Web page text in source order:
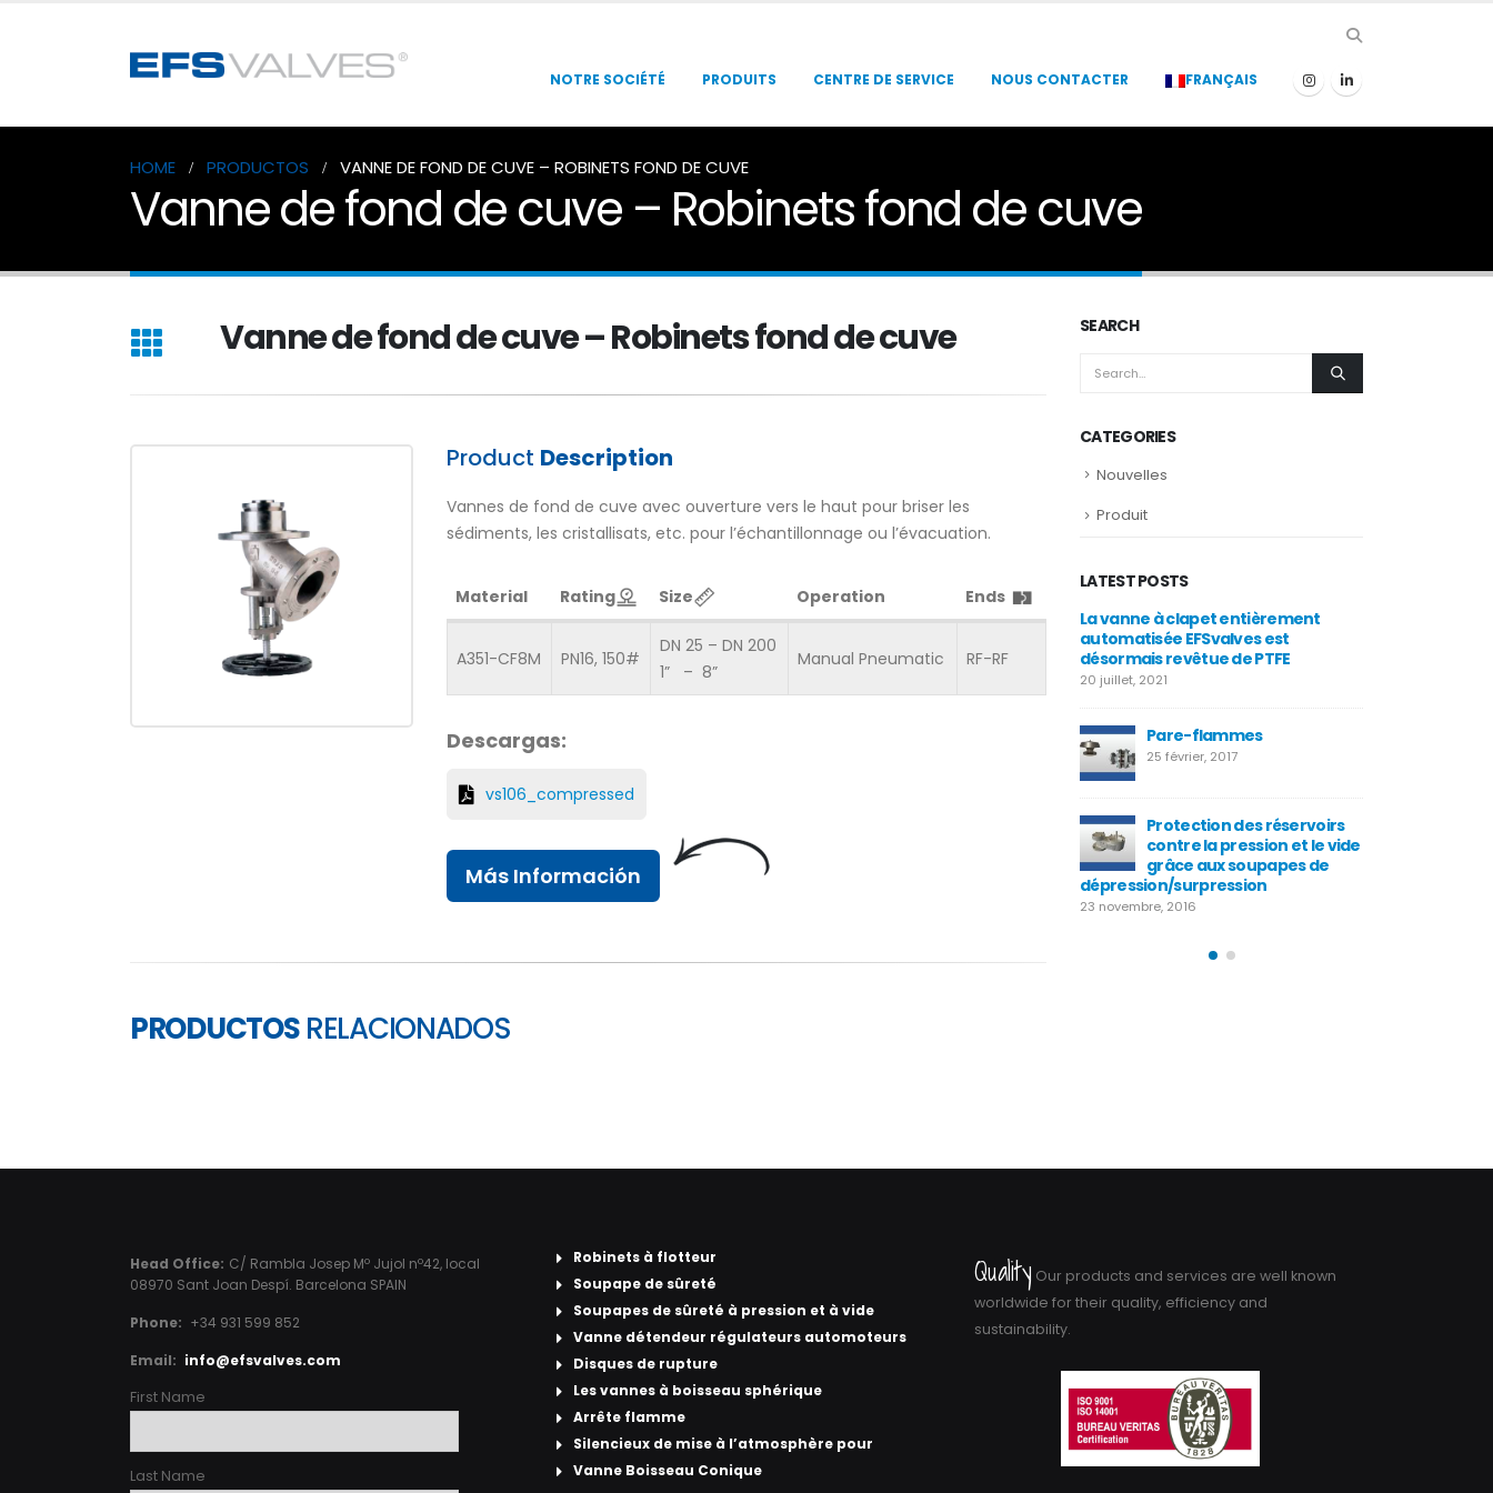
NOTRE SOCIÉTÉ PRODUITS CENTRE DE SERVICE NOUS CONTACTER FRANÇAIS
HOME PRODUCTOS VANNE DE FOND DE CUVE – ROBINETS FOND DE CUVE
Vanne de fond de cuve – Robinets fond de cuve
Vanne de fond de cuve – Robinets fond de cuve
Product Description
Vannes de fond de cuve avec ouverture vers le haut pour briser les
sédiments, les cristallisats, etc. pour l’échantillonnage ou l’évacuation.
Material Rating Size Operation Ends
A351-CF8M PN16, 150#
DN 25 – DN 200
1” – 8”
Manual Pneumatic RF-RF
Descargas:
vs106_compressed
Más Información
PRODUCTOSRELACIONADOS
SEARCH
CATEGORIES
Nouvelles
Produit
LATEST POSTS
La vanne à clapet entièrement
automatisée EFSvalves est
désormais revêtue de PTFE
contre la pression et le vide
grâce aux soupapes de
dépression/surpression
23 novembre, 2016
Vannes à flotteur
25 août, 2016
La vanne à clapet entièrement
automatisée EFSvalves est
désormais revêtue de PTFE
20 juillet, 2021
Pare-flammes
25 février, 2017
Protection des réservoirs
contre la pression et le vide
grâce aux soupapes de
dépression/surpression
23 novembre, 2016
Head Office: C/ Rambla Josep Mº Jujol nº42, local
08970 Sant Joan Despí. Barcelona SPAIN
Phone: +34 931 599 852
Email: info@efsvalves.com
First Name
Last Name
Robinets à flotteur
Soupape de sûreté
Soupapes de sûreté à pression et à vide
Vanne détendeur régulateurs automoteurs
Disques de rupture
Les vannes à boisseau sphérique
Arrête flamme
Silencieux de mise à l’atmosphère pour
Vanne Boisseau Conique
Quality Our products and services are well known
worldwide for their quality, efficiency and
sustainability.